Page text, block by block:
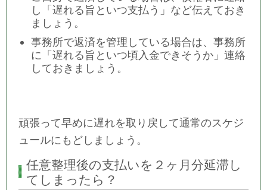
し「遅れる旨といつ支払う」など伝えておき
ましょう。
事務所で返済を管理している場合は、事務所
に「遅れる旨といつ頃入金できそうか」連絡
しておきましょう。
頑張って早めに遅れを取り戻して通常のスケジ
ュールにもどしましょう。
任意整理後の支払いを２ヶ月分延滞し
てしまったら？